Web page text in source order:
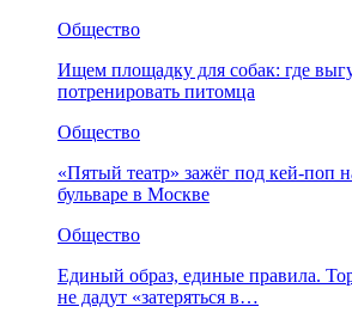
Общество
Ищем площадку для собак: где
потренировать питомца
Общество
«Пятый театр» зажёг под кей-поп
бульваре в Москве
Общество
Единый образ, единые правила.
не дадут «затеряться в…